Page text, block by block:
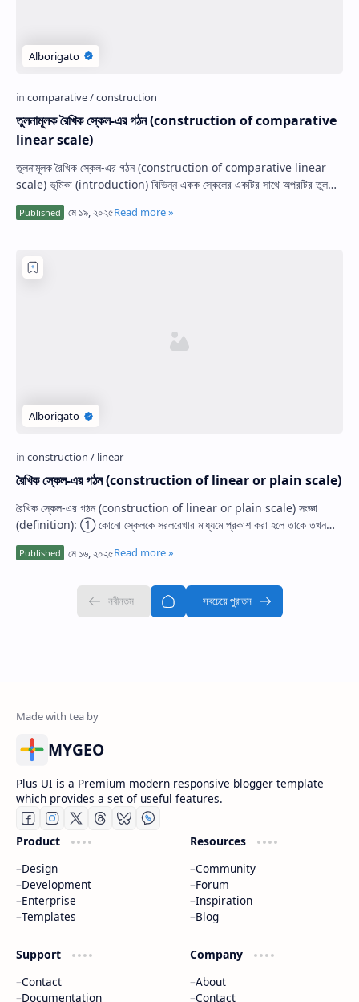
তুলনামূলক রৈখিক স্কেল-এর গঠন (construction of comparative
linear scale)
তুলনামূলক রৈখিক স্কেল-এর গঠন (construction of comparative linear
scale) ভূমিকা (introduction) বিভিন্ন একক স্কেলের একটির সাথে অপরটির তুলনা
রৈখিক স্কেল-এর গঠন (construction of linear or plain scale)
রৈখিক স্কেল-এর গঠন (construction of linear or plain scale) সংজ্ঞা
(definition): ① কোনো স্কেলকে সরলরেখার মাধ্যমে প্রকাশ করা হলে তাকে তখন
রৈখিক স্কেল ব…
MYGEO
Plus UI is a Premium modern responsive blogger template
which provides a set of useful features.
Product
Design
Development
Enterprise
Templates
Resources
Community
Forum
Inspiration
Blog
Support
Contact
Documentation
Company
About
Contact